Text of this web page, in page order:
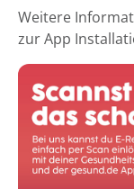
Weitere
zur App